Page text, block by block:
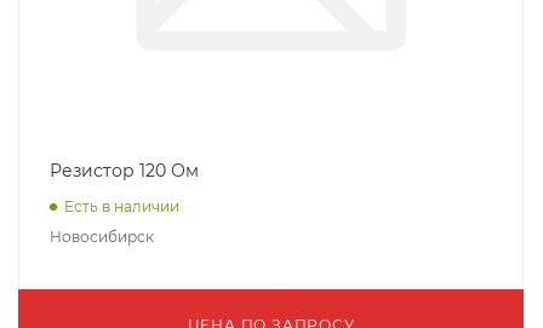
Резистор 120 Ом
Есть в наличии
Новосибирск